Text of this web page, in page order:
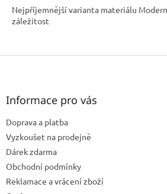
Nejpříjemnější varianta materiálu
záležitost
Z
Informace pro vás
Doprava a platba
Vyzkoušet na prodejně
Dárek zdarma
Obchodní podmínky
Reklamace a vrácení zboží